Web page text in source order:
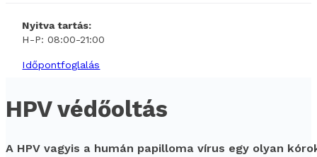
Nyitva tartás:
H-P: 08:00-21:00
Időpontfoglalás
HPV védőoltás
A HPV vagyis a humán papilloma vírus egy olyan